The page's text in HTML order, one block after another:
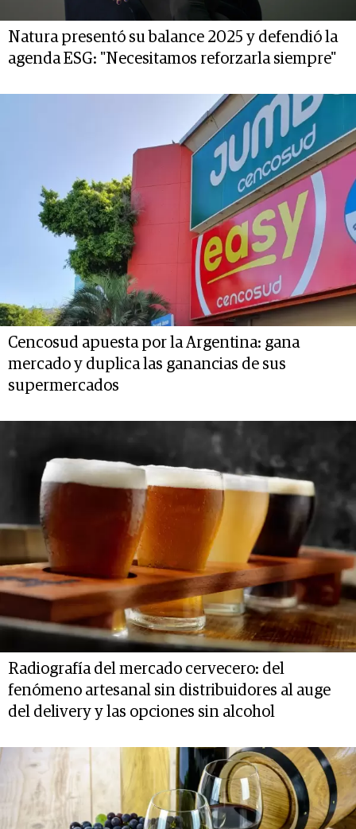
Natura presentó su balance 2025 y defendió la
agenda ESG: "Necesitamos reforzarla siempre"
Cencosud apuesta por la Argentina: gana
mercado y duplica las ganancias de sus
supermercados
Radiografía del mercado cervecero: del
fenómeno artesanal sin distribuidores al auge
del delivery y las opciones sin alcohol